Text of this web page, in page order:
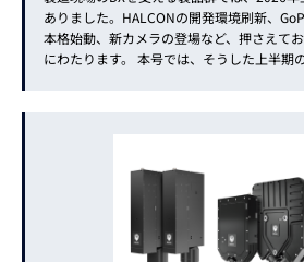
ありました。HALCONの開発環境刷新、
本格始動、新カメラの登場など、押さえて
にわたります。 本号では、そうした上半期の動きを製品カテゴリご